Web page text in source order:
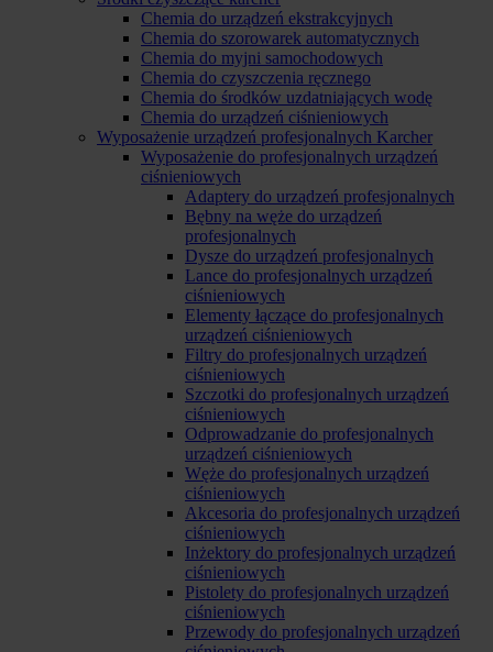
Chemia do urządzeń ekstrakcyjnych
Chemia do szorowarek automatycznych
Chemia do myjni samochodowych
Chemia do czyszczenia ręcznego
Chemia do środków uzdatniających wodę
Chemia do urządzeń ciśnieniowych
Wyposażenie urządzeń profesjonalnych Karcher
Wyposażenie do profesjonalnych urządzeń
ciśnieniowych
Adaptery do urządzeń profesjonalnych
Bębny na węże do urządzeń
profesjonalnych
Dysze do urządzeń profesjonalnych
Lance do profesjonalnych urządzeń
ciśnieniowych
Elementy łączące do profesjonalnych
urządzeń ciśnieniowych
Filtry do profesjonalnych urządzeń
ciśnieniowych
Szczotki do profesjonalnych urządzeń
ciśnieniowych
Odprowadzanie do profesjonalnych
urządzeń ciśnieniowych
Węże do profesjonalnych urządzeń
ciśnieniowych
Akcesoria do profesjonalnych urządzeń
ciśnieniowych
Inżektory do profesjonalnych urządzeń
ciśnieniowych
Pistolety do profesjonalnych urządzeń
ciśnieniowych
Przewody do profesjonalnych urządzeń